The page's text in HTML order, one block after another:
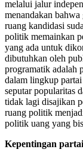
melalui jalur
menandakan
ruang kandidasi
politik memainkan
yang ada untuk
dibutuhkan oleh
programatik adalah
dalam lingkup
seputar popularitas
tidak lagi disajikan
ruang politik
politik uang yang
Kepentingan